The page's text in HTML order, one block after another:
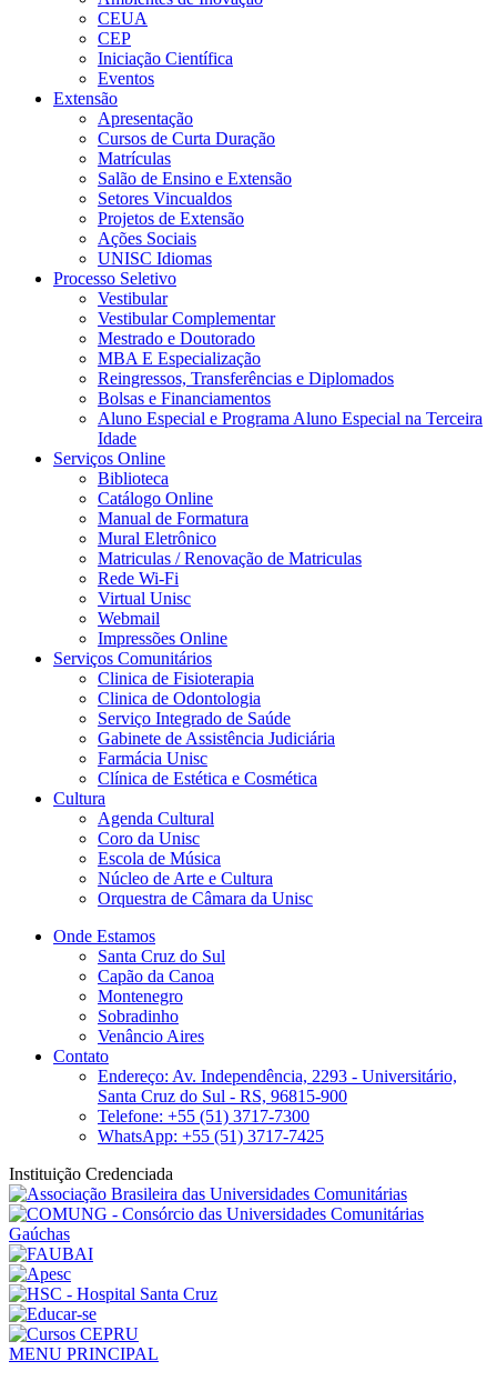
CEUA
CEP
Iniciação Científica
Eventos
Extensão
Apresentação
Cursos de Curta Duração
Matrículas
Salão de Ensino e Extensão
Setores Vincualdos
Projetos de Extensão
Ações Sociais
UNISC Idiomas
Processo Seletivo
Vestibular
Vestibular Complementar
Mestrado e Doutorado
MBA E Especialização
Reingressos, Transferências e Diplomados
Bolsas e Financiamentos
Aluno Especial e Programa Aluno Especial na Terceira
Idade
Serviços Online
Biblioteca
Catálogo Online
Manual de Formatura
Mural Eletrônico
Matriculas / Renovação de Matriculas
Rede Wi-Fi
Virtual Unisc
Webmail
Impressões Online
Serviços Comunitários
Clinica de Fisioterapia
Clinica de Odontologia
Serviço Integrado de Saúde
Gabinete de Assistência Judiciária
Farmácia Unisc
Clínica de Estética e Cosmética
Cultura
Agenda Cultural
Coro da Unisc
Escola de Música
Núcleo de Arte e Cultura
Orquestra de Câmara da Unisc
Onde Estamos
Santa Cruz do Sul
Capão da Canoa
Montenegro
Sobradinho
Venâncio Aires
Contato
Endereço: Av. Independência, 2293 - Universitário,
Santa Cruz do Sul - RS, 96815-900
Telefone: +55 (51) 3717-7300
WhatsApp: +55 (51) 3717-7425
Instituição Credenciada
MENU PRINCIPAL